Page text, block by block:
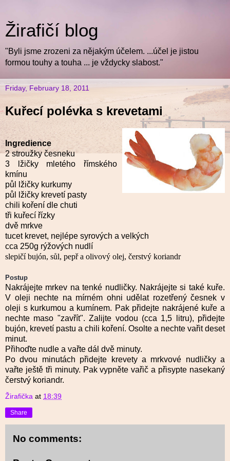
Žirafičí blog
"Byli jsme zrozeni za nějakým účelem. ...účel je jistou
formou touhy a touha ... je vždycky slabost."
Friday, February 18, 2011
Kuřecí polévka s krevetami
Ingredience
2 stroužky česneku
3 lžičky mletého římského
kmínu
půl lžičky kurkumy
půl lžičky krevetí pasty
chili koření dle chuti
tři kuřecí řízky
dvě mrkve
tucet krevet, nejlépe syrových a velkých
cca 250g rýžových nudlí
slepičí bujón, sůl, pepř a olivový olej, čerstvý koriandr
Postup
Nakrájejte mrkev na tenké nudličky. Nakrájejte si také kuře.
V oleji nechte na mírném ohni udělat rozetřený česnek v
oleji s kurkumou a kumínem. Pak přidejte nakrájené kuře a
nechte maso "zavřít". Zalijte vodou (cca 1,5 litru), přidejte
bujón, krevetí pastu a chili koření. Osolte a nechte vařit deset
minut.
Přihoďte nudle a vařte dál dvě minuty.
Po dvou minutách přidejte krevety a mrkvové nudličky a
vařte ještě tři minuty. Pak vypněte vařič a přisypte nasekaný
čerstvý koriandr.
Žirafička at 18:39
Share
No comments: